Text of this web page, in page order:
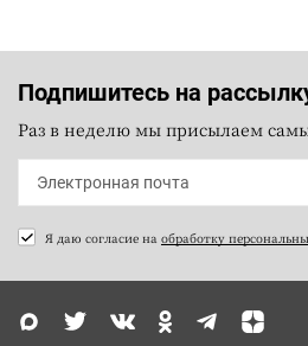
Подпишитесь на
Раз в неделю мы присылаем
Я даю согласие на обработку